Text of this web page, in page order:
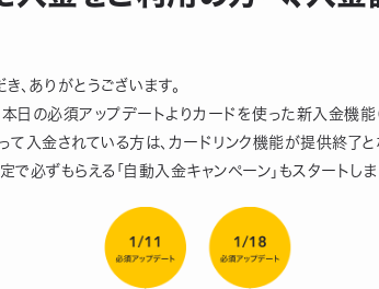
、ありがとうございます。
本日の必須アップデートよりカードを使った新入金機
て入金されている方は、カードリンク機能が提供終
で必ずもらえる「自動入金キャンペーン」もスタートし